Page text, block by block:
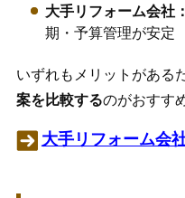
大手リフォーム会社：
期・予算管理が安定
いずれもメリットがある
案を比較するのがおすす
大手リフォーム会